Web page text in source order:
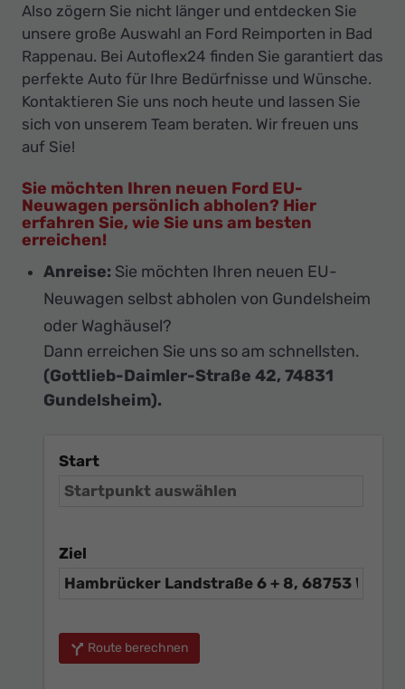
Also zögern Sie nicht länger und entdecken Sie
unsere große Auswahl an Ford Reimporten in Bad
Rappenau. Bei Autoflex24 finden Sie garantiert das
perfekte Auto für Ihre Bedürfnisse und Wünsche.
Kontaktieren Sie uns noch heute und lassen Sie
sich von unserem Team beraten. Wir freuen uns
auf Sie!
Sie möchten Ihren neuen Ford EU-
Neuwagen persönlich abholen? Hier
erfahren Sie, wie Sie uns am besten
erreichen!
Anreise: Sie möchten Ihren neuen EU-
Neuwagen selbst abholen von Gundelsheim
oder Waghäusel?
Dann erreichen Sie uns so am schnellsten.
(Gottlieb-Daimler-Straße 42, 74831
Gundelsheim).
Start
Ziel
Route berechnen